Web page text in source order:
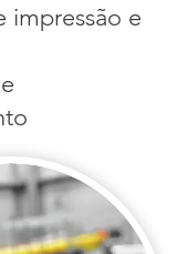
impressão e